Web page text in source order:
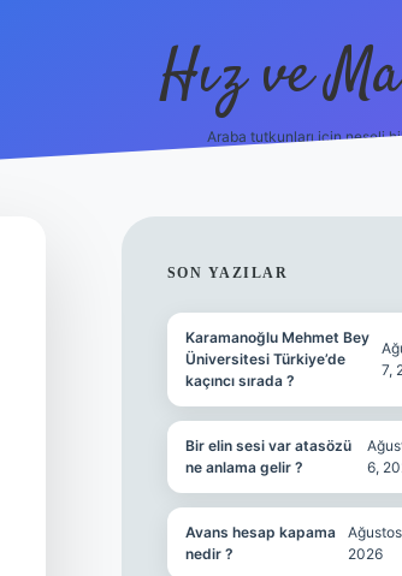
Hız ve
Araba tutkunları için neşeli
SIDEBAR
SON YAZILAR
Karamanoğlu Mehmet Bey
Üniversitesi Türkiye’de
kaçıncı sırada ?
7,
Bir elin sesi var atasözü
ne anlama gelir ?
6,
Avans hesap kapama
nedir ?
2026
hiltonbet